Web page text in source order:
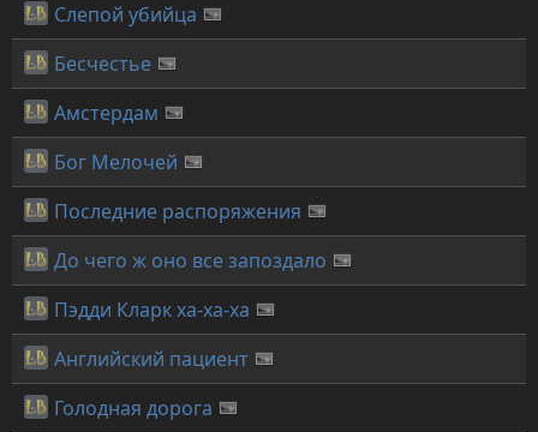
Слепой убийца
Бесчестье
Амстердам
Бог Мелочей
Последние распоряжения
До чего ж оно все запоздало
Пэдди Кларк ха-ха-ха
Английский пациент
Голодная дорога